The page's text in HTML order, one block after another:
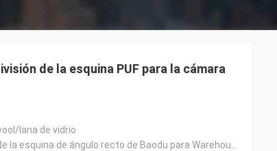
de la esquina PUF para la cámara
lana de vidrio